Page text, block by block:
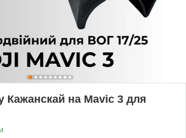
Кажанскай на Mavic 3 для